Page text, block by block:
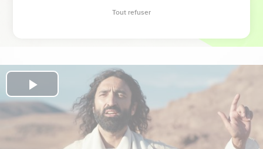
Play
Video
Tout refuser